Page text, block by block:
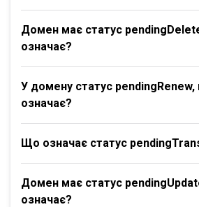
Домен має статус
означає?
У домену статус
означає?
Що означає статус
Домен має статус
означає?